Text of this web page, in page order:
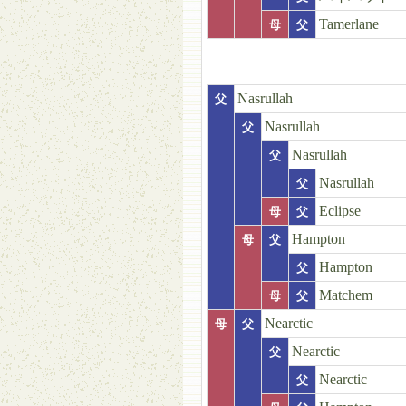
母 父 Tamerlane
父 Nasrullah
父 Nasrullah
父 Nasrullah
父 Nasrullah
母 父 Eclipse
母 父 Hampton
父 Hampton
母 父 Matchem
母 父 Nearctic
父 Nearctic
父 Nearctic